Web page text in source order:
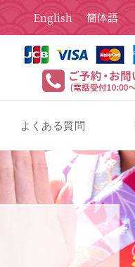
English 簡体語
よくある質問